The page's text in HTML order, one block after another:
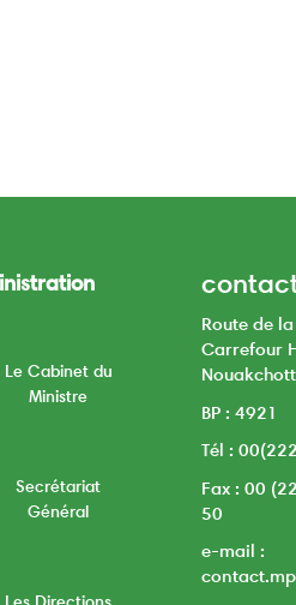
Le Cabinet du
Ministre
Secrétariat
Général
Route de
Carrefour
BP : 4921
Tél :
Fax : 00
50
e-mail :